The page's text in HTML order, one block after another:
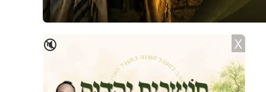
🔇 X